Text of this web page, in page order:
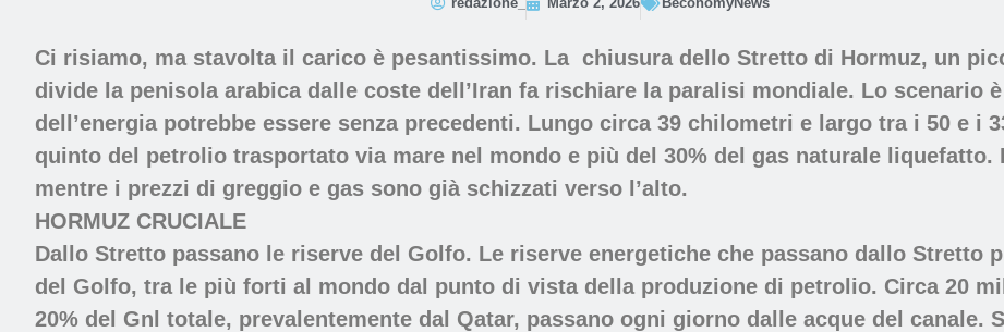
Ci risiamo, ma stavolta il carico è pesantissimo. La chiusura dello Stretto di Hormuz, un
divide la penisola arabica dalle coste dell’Iran fa rischiare la paralisi mondiale. Lo scenario
dell’energia potrebbe essere senza precedenti. Lungo circa 39 chilometri e largo tra i 50 e i
quinto del petrolio trasportato via mare nel mondo e più del 30% del gas naturale liquefatto.
mentre i prezzi di greggio e gas sono già schizzati verso l’alto.
HORMUZ CRUCIALE
Dallo Stretto passano le riserve del Golfo. Le riserve energetiche che passano dallo Stretto
del Golfo, tra le più forti al mondo dal punto di vista della produzione di petrolio. Circa 20
20% del Gnl totale, prevalentemente dal Qatar, passano ogni giorno dalle acque del canale.